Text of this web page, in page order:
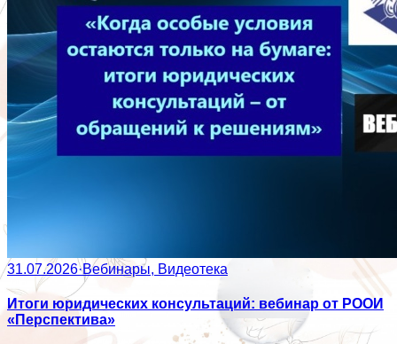
31.07.2026·Вебинары, Видеотека
Итоги юридических консультаций: вебинар от РООИ
«Перспектива»